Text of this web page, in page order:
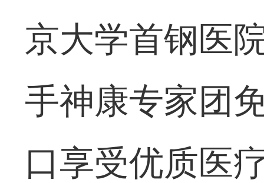
京大学首钢医
手神康专家团
口享受优质医